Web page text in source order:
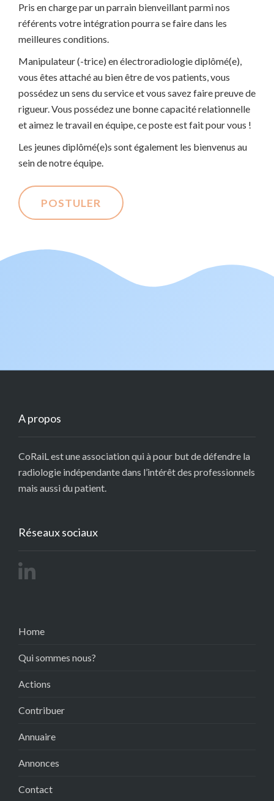
Pris en charge par un parrain bienveillant parmi nos
référents votre intégration pourra se faire dans les
meilleures conditions.
Manipulateur (-trice) en électroradiologie diplômé(e),
vous êtes attaché au bien être de vos patients, vous
possédez un sens du service et vous savez faire preuve de
rigueur. Vous possédez une bonne capacité relationnelle
et aimez le travail en équipe, ce poste est fait pour vous !
Les jeunes diplômé(e)s sont également les bienvenus au
sein de notre équipe.
A propos
CoRaiL est une association qui à pour but de défendre la
radiologie indépendante dans l’intérêt des professionnels
mais aussi du patient.
Réseaux sociaux
Home
Qui sommes nous?
Actions
Contribuer
Annuaire
Annonces
Contact